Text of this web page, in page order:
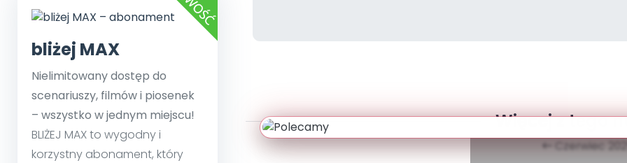
bliżej MAX
Nielimitowany dostęp do
scenariuszy, filmów i piosenek
– wszystko w jednym miejscu!
BLIŻEJ MAX to wygodny i
korzystny abonament, który
Więcej z tego
Czerwiec